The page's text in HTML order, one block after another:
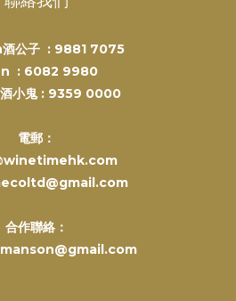
公子 : 9881 7075
: 6082 9980
小鬼 : 9359 0000
電郵：
合作聯絡：